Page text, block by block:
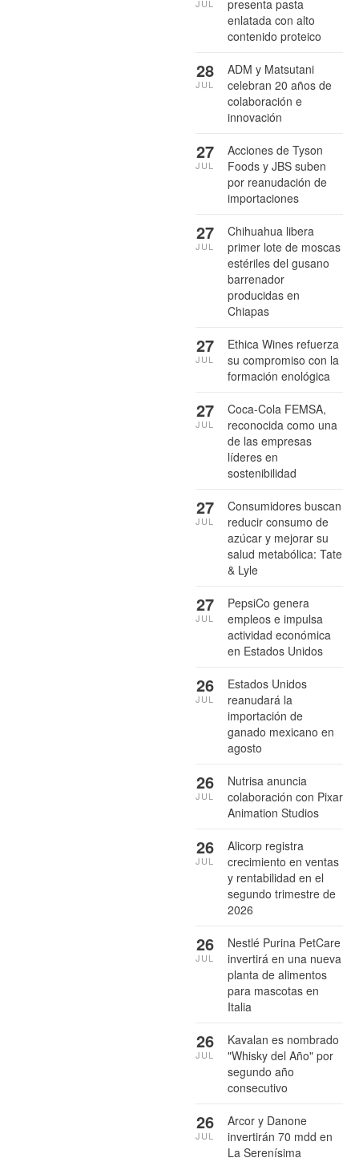
presenta pasta
enlatada con alto
contenido proteico
JUL
ADM y Matsutani
celebran 20 años de
colaboración e
innovación
28
JUL
Acciones de Tyson
Foods y JBS suben
por reanudación de
importaciones
27
JUL
Chihuahua libera
primer lote de moscas
estériles del gusano
barrenador
producidas en
Chiapas
27
JUL
Ethica Wines refuerza
su compromiso con la
formación enológica
27
JUL
Coca-Cola FEMSA,
reconocida como una
de las empresas
líderes en
sostenibilidad
27
JUL
Consumidores buscan
reducir consumo de
azúcar y mejorar su
salud metabólica: Tate
& Lyle
27
JUL
PepsiCo genera
empleos e impulsa
actividad económica
en Estados Unidos
27
JUL
Estados Unidos
reanudará la
importación de
ganado mexicano en
agosto
26
JUL
Nutrisa anuncia
colaboración con Pixar
Animation Studios
26
JUL
Alicorp registra
crecimiento en ventas
y rentabilidad en el
segundo trimestre de
2026
26
JUL
Nestlé Purina PetCare
invertirá en una nueva
planta de alimentos
para mascotas en
Italia
26
JUL
Kavalan es nombrado
"Whisky del Año" por
segundo año
consecutivo
26
JUL
Arcor y Danone
invertirán 70 mdd en
La Serenísima
26
JUL